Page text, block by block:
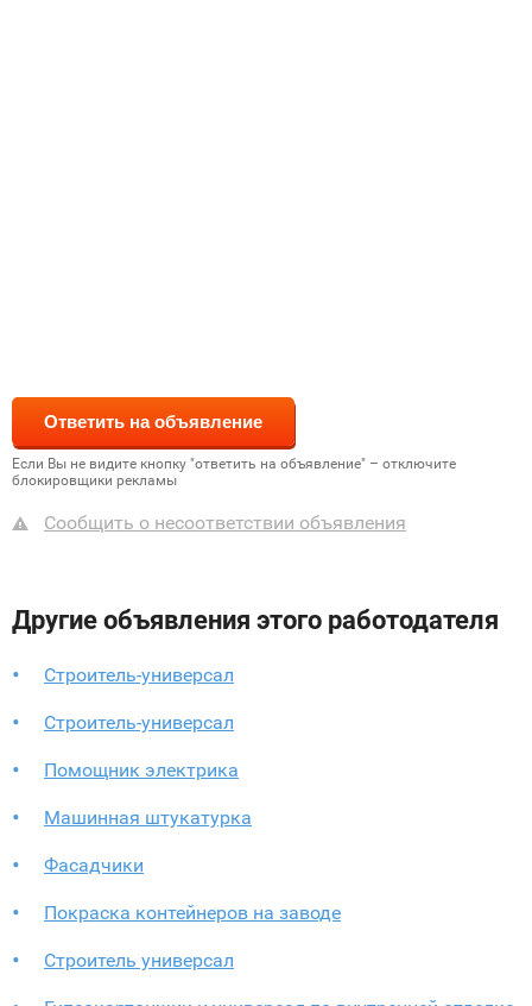
Если Вы не видите кнопку "ответить на объявление" – отключите
блокировщики рекламы
Сообщить о несоответствии объявления
Другие объявления этого работодателя
Строитель-универсал
Строитель-универсал
Помощник электрика
Машинная штукатурка
Фасадчики
Покраска контейнеров на заводе
Строитель универсал